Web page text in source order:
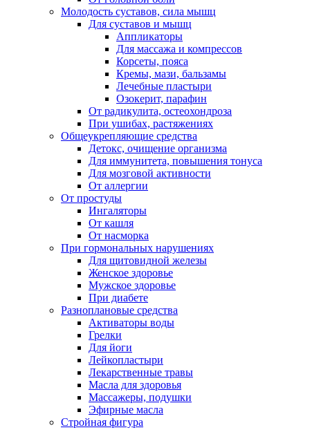
Молодость суставов, сила мышц
Для суставов и мышц
Аппликаторы
Для массажа и компрессов
Корсеты, пояса
Кремы, мази, бальзамы
Лечебные пластыри
Озокерит, парафин
От радикулита, остеохондроза
При ушибах, растяжениях
Общеукрепляющие средства
Детокс, очищение организма
Для иммунитета, повышения тонуса
Для мозговой активности
От аллергии
От простуды
Ингаляторы
От кашля
От насморка
При гормональных нарушениях
Для щитовидной железы
Женское здоровье
Мужское здоровье
При диабете
Разноплановые средства
Активаторы воды
Грелки
Для йоги
Лейкопластыри
Лекарственные травы
Масла для здоровья
Массажеры, подушки
Эфирные масла
Стройная фигура